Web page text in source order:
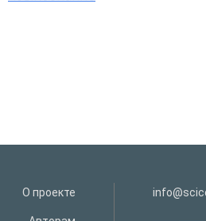
О проекте